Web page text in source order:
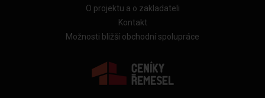
O projektu a o zakladateli
Kontakt
Možnosti bližší obchodní spolupráce